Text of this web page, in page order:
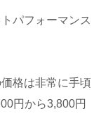
パフォーマンス
格は非常に手頃
円から3,800円